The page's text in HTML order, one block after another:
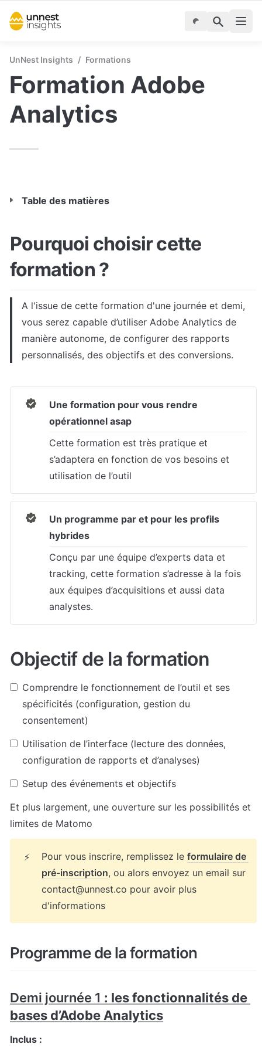
UnNest Insights / Formations
Formation Adobe
Analytics
Table des matières
Pourquoi choisir cette
formation ?
A l'issue de cette formation d'une journée et demi,
vous serez capable d’utiliser Adobe Analytics de
manière autonome, de configurer des rapports
personnalisés, des objectifs et des conversions.
Une formation pour vous rendre
opérationnel asap
Cette formation est très pratique et
s’adaptera en fonction de vos besoins et
utilisation de l’outil
Un programme par et pour les profils
hybrides
Conçu par une équipe d’experts data et
tracking, cette formation s’adresse à la fois
aux équipes d’acquisitions et aussi data
analystes.
Objectif de la formation
Comprendre le fonctionnement de l’outil et ses
spécificités (configuration, gestion du
consentement)
Utilisation de l’interface (lecture des données,
configuration de rapports et d’analyses)
Setup des événements et objectifs
Et plus largement, une ouverture sur les possibilités et
limites de Matomo
⚡ Pour vous inscrire, remplissez le formulaire de
pré-inscription, ou alors envoyez un email sur
contact@unnest.co pour avoir plus
d'informations
Programme de la formation
Demi journée 1 : les fonctionnalités de
bases d’Adobe Analytics
Inclus :